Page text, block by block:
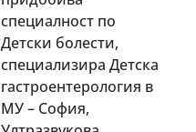
специалност по
Детски болести,
специализира Детска
гастроентерология в
МУ – София,